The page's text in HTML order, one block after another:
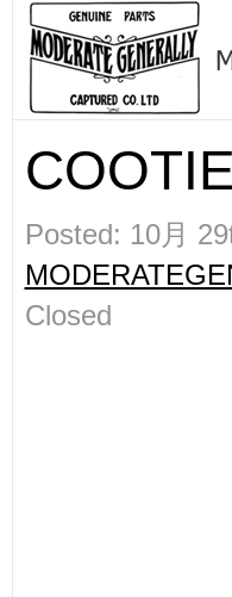
Posted: 10月
Closed